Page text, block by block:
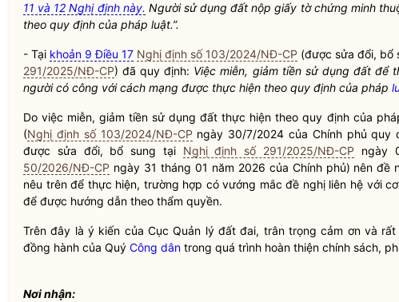
11 và 12 Nghị định này. Người sử dụng đất nộp giấy tờ chứng minh
theo quy định của pháp luật.”.
- Tại khoản 9 Điều 17 Nghị định số 103/2024/NĐ-CP (được sửa đổi, bổ
291/2025/NĐ-CP) đã quy định: Việc miễn, giảm tiền sử dụng đất để
người có công với cách mạng được thực hiện theo quy định của pháp
Do việc miễn, giảm tiền sử dụng đất thực hiện theo quy định của
(Nghị định số 103/2024/NĐ-CP ngày 30/7/2024 của Chính phủ
được sửa đổi, bổ sung tại Nghị định số 291/2025/NĐ-CP ngày
50/2026/NĐ-CP ngày 31 tháng 01 năm 2026 của Chính phủ) nên đề
nêu trên để thực hiện, trường hợp có vướng mắc đề nghị liên hệ với
để được hướng dẫn theo thẩm quyền.
Trên đây là ý kiến của Cục Quản lý đất đai, trân trọng cảm ơn và
đồng hành của Quý Công dân trong quá trình hoàn thiện chính sách,
Nơi nhận: